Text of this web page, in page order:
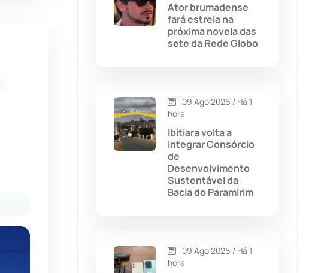
Chapada Diamantina
Cordeiros
Dom Basílio (391)
(1236)
Érico Cardoso
Ator brumadense
fará estreia na
próxima novela das
sete da Rede Globo
09 Ago 2026 / Há 1
hora
Ibitiara volta a
integrar Consórcio
de
Desenvolvimento
Sustentável da
Bacia do Paramirim
09 Ago 2026 / Há 1
hora